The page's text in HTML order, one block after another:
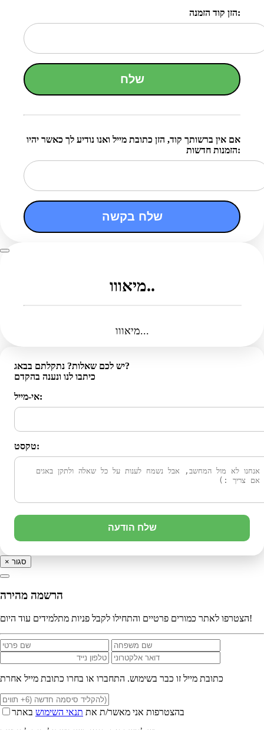
הזן קוד הזמנה:
שלח
אם אין ברשותך קוד, הזן כתובת מייל ואנו נודיע לך כאשר יהיו
הזמנות חדשות:
שלח בקשה
מיאווו..
מיאווו...
יש לכם שאלות? נתקלתם בבאג?
כיתבו לנו ונענה בהקדם
אי-מייל:
טקסט:
שלח הודעה
× סגור
הרשמה מהירה
הצטרפו לאתר כמורים פרטיים והתחילו לקבל פניות מתלמידים עוד היום!
כתובת מייל זו כבר בשימוש. התחברו או בחרו כתובת מייל אחרת
בהצטרפות אני מאשר/ת את תנאי השימוש באתר